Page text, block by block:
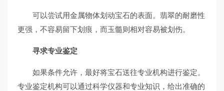
可以尝试用金属物体划动宝石的表面。翡翠的耐磨性
更强，不容易留下划痕，而玉髓则相对容易被划伤。
寻求专业鉴定
如果条件允许，最好将宝石送往专业机构进行鉴定。
专业鉴定机构可以通过科学仪器和专业知识，给出准确的